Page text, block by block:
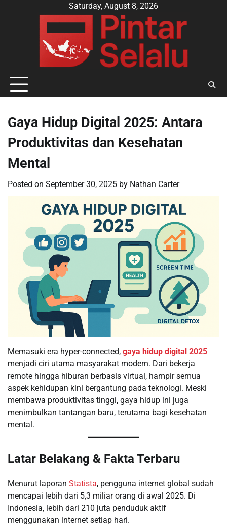
Saturday, August 8, 2026
Gaya Hidup Digital 2025: Antara
Produktivitas dan Kesehatan
Mental
Posted on September 30, 2025 by Nathan Carter
Memasuki era hyper-connected, gaya hidup digital 2025
menjadi ciri utama masyarakat modern. Dari bekerja
remote hingga hiburan berbasis virtual, hampir semua
aspek kehidupan kini bergantung pada teknologi. Meski
membawa produktivitas tinggi, gaya hidup ini juga
menimbulkan tantangan baru, terutama bagi kesehatan
mental.
Latar Belakang & Fakta Terbaru
Menurut laporan Statista, pengguna internet global sudah
mencapai lebih dari 5,3 miliar orang di awal 2025. Di
Indonesia, lebih dari 210 juta penduduk aktif
menggunakan internet setiap hari.